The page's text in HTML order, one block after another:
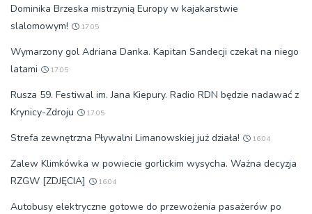
Dominika Brzeska mistrzynią Europy w kajakarstwie
slalomowym!
17:05
Wymarzony gol Adriana Danka. Kapitan Sandecji czekał na niego
latami
17:05
Rusza 59. Festiwal im. Jana Kiepury. Radio RDN będzie nadawać z
Krynicy-Zdroju
17:05
Strefa zewnętrzna Pływalni Limanowskiej już działa! 16:04
Zalew Klimkówka w powiecie gorlickim wysycha. Ważna decyzja
RZGW [ZDJĘCIA]
16:04
Autobusy elektryczne gotowe do przewożenia pasażerów po